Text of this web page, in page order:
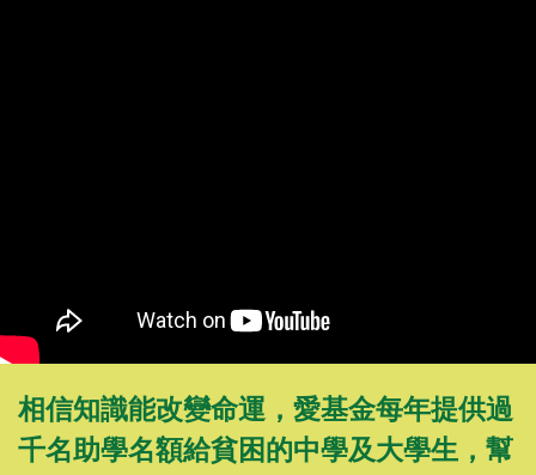
相信知識能改變命運，愛基金每年提供過
千名助學名額給貧困的中學及大學生，幫